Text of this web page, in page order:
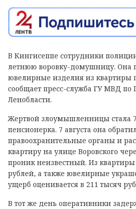
В Кингисеппе сотрудники
летнюю воровку-домушницу. Она
ювелирные изделия из квартиры
сообщает пресс-служба ГУ МВД по
Ленобласти.
Жертвой злоумышленницы стала
пенсионерка. 7 августа она
правоохранительные органы и
квартиру на улице Воровского
проник неизвестный. Из
рублей, а также ювелирные
ущерб оценивается в 211 тысяч
В тот же день оперативники